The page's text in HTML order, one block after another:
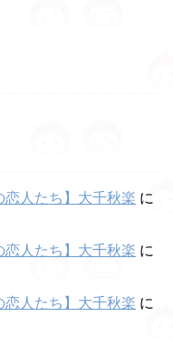
人たち】大千秋楽 に
人たち】大千秋楽 に
人たち】大千秋楽 に